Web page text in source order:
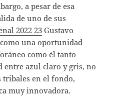
a pesar de esa
de uno de sus
2022 23 Gustavo
una oportunidad
como él tanto
entre azul claro y gris, no
tribales en el fondo,
muy innovadora.